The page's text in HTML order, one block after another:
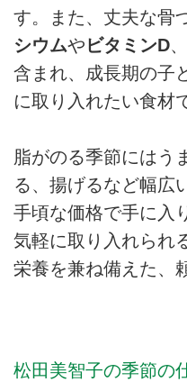
す。また、丈夫な骨
シウムや ビタミンD
含まれ、成長期の子
に取り入れたい食材
脂がのる季節にはう
る、揚げるなど幅広
手頃な価格で手に入
気軽に取り入れられ
栄養を兼ね備えた、
松田美智子の季節の